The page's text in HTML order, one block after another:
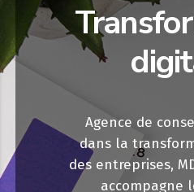
Agence de
dans la
des entreprises,
accompagne